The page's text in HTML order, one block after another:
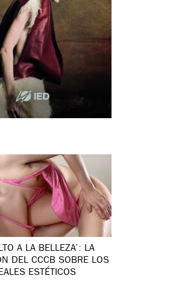
A LA BELLEZA’: LA
DEL CCCB SOBRE LOS
ESTÉTICOS